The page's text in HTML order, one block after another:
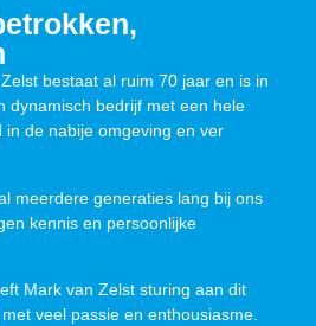
bestaat al ruim 70 jaar en is in
dynamisch bedrijf met een hele
de nabije omgeving en ver
meerdere generaties lang bij ons
kennis en persoonlijke
Mark van Zelst sturing aan dit
veel passie en enthousiasme.